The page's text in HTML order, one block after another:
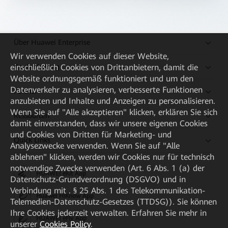
Über Huawei Enterprise
Kaufanleitung
Partner
Ressourcen
Quick Links
HUAWEI eKit App
Huawei HiKnow App
HUAWEI eFly App
Wir verwenden Cookies auf dieser Website,
einschließlich Cookies von Drittanbietern, damit die
Website ordnungsgemäß funktioniert und um den
Datenverkehr zu analysieren, verbesserte Funktionen
anzubieten und Inhalte und Anzeigen zu personalisieren.
Wenn Sie auf "Alle akzeptieren" klicken, erklären Sie sich
damit einverstanden, dass wir unsere eigenen Cookies
und Cookies von Dritten für Marketing- und
Analysezwecke verwenden. Wenn Sie auf "Alle
ablehnen" klicken, werden wir Cookies nur für technisch
notwendige Zwecke verwenden (Art. 6 Abs. 1 (a) der
Datenschutz-Grundverordnung (DSGVO) und in
Verbindung mit . § 25 Abs. 1 des Telekommunikation-
Telemedien-Datenschutz-Gesetzes (TTDSG)). Sie können
Ihre Cookies jederzeit verwalten. Erfahren Sie mehr in
unserer Cookies Policy.